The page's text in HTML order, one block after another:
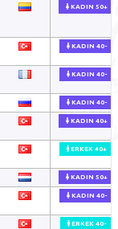
KADIN 50+
KADIN 40-
KADIN 40-
KADIN 40-
KADIN 40+
ERKEK 40+
KADIN 50+
KADIN 40-
ERKEK 40-